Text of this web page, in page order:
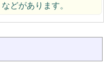
などがあります。